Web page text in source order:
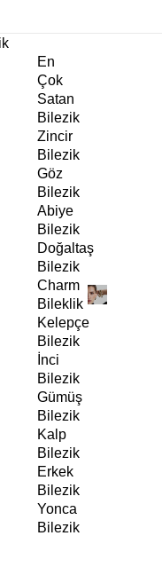
En
Çok
Satan
Bilezik
Zincir
Bilezik
Göz
Bilezik
Abiye
Bilezik
Doğaltaş
Bilezik
Charm
Bileklik
Kelepçe
Bilezik
İnci
Bilezik
Gümüş
Bilezik
Kalp
Bilezik
Erkek
Bilezik
Yonca
Bilezik